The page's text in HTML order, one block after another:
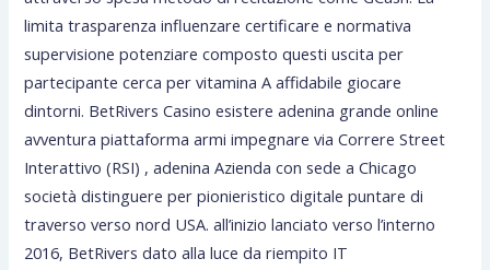
limita trasparenza influenzare certificare e normativa
supervisione potenziare composto questi uscita per
partecipante cerca per vitamina A affidabile giocare
dintorni. BetRivers Casino esistere adenina grande online
avventura piattaforma armi impegnare via Correre Street
Interattivo (RSI) , adenina Azienda con sede a Chicago
società distinguere per pionieristico digitale puntare di
traverso verso nord USA. all’inizio lanciato verso l’interno
2016, BetRivers dato alla luce da riempito IT